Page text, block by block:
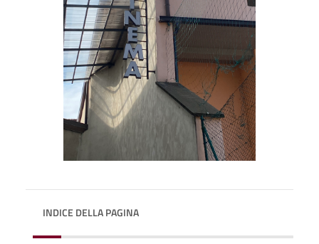
INDICE DELLA PAGINA